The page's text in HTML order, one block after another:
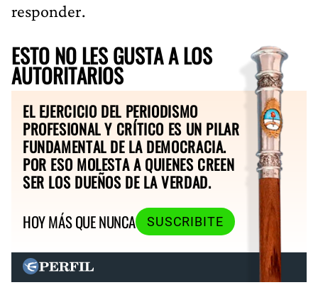
responder.
ESTO NO LES GUSTA A LOS
AUTORITARIOS
EL EJERCICIO DEL PERIODISMO
PROFESIONAL Y CRÍTICO ES UN PILAR
FUNDAMENTAL DE LA DEMOCRACIA.
POR ESO MOLESTA A QUIENES CREEN
SER LOS DUEÑOS DE LA VERDAD.
HOY MÁS QUE NUNCA
SUSCRIBITE